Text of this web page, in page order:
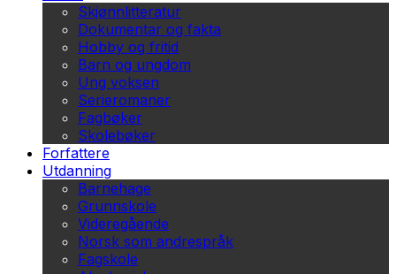
Skjønnlitteratur
Dokumentar og fakta
Hobby og fritid
Barn og ungdom
Ung voksen
Serieromaner
Fagbøker
Skolebøker
Forfattere
Utdanning
Barnehage
Grunnskole
Videregående
Norsk som andrespråk
Fagskole